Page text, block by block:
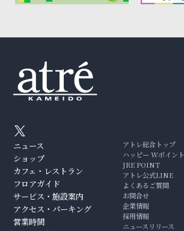
ニュース
ショップ
カフェ・レストラン
フロアガイド
サービス・施設案内
アクセス・パーキング
営業時間
アトレ総合トップ
ハッピー Wポイント
JRE POINT
アトレ公式LINE
よくあるご質問
お問合せ
企業情報
採用情報
ニュースリリース